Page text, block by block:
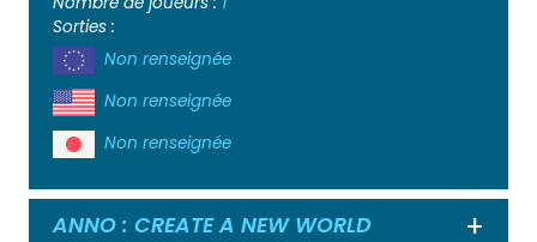
Sorties :
Non renseignée
Non renseignée
Non renseignée
ANNO : CREATE A NEW WORLD